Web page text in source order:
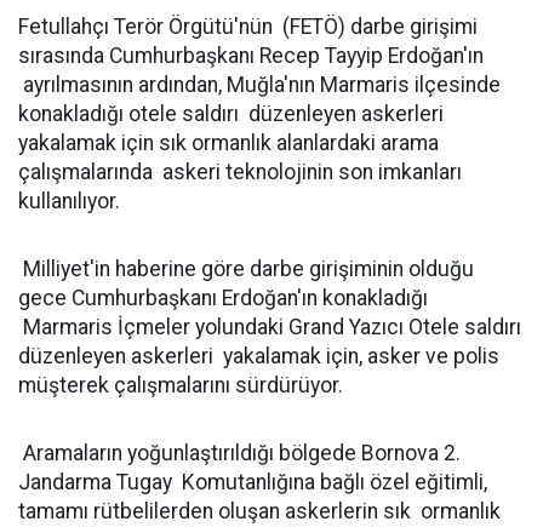
Fetullahçı Terör Örgütü'nün (FETÖ) darbe girişimi
sırasında Cumhurbaşkanı Recep Tayyip Erdoğan'ın
ayrılmasının ardından, Muğla'nın Marmaris ilçesinde
konakladığı otele saldırı düzenleyen askerleri
yakalamak için sık ormanlık alanlardaki arama
çalışmalarında askeri teknolojinin son imkanları
kullanılıyor.
Milliyet'in haberine göre darbe girişiminin olduğu
gece Cumhurbaşkanı Erdoğan'ın konakladığı
Marmaris İçmeler yolundaki Grand Yazıcı Otele saldırı
düzenleyen askerleri yakalamak için, asker ve polis
müşterek çalışmalarını sürdürüyor.
Aramaların yoğunlaştırıldığı bölgede Bornova 2.
Jandarma Tugay Komutanlığına bağlı özel eğitimli,
tamamı rütbelilerden oluşan askerlerin sık ormanlık